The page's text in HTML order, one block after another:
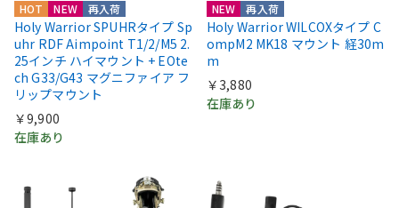
HOT NEW 再入荷
Holy Warrior SPUHRタイプ Sp
uhr RDF Aimpoint T1/2/M5 2.
25インチ ハイマウント + EOte
ch G33/G43 マグニファイア フ
リップマウント
￥9,900
在庫あり
NEW 再入荷
Holy Warrior WILCOXタイプ C
ompM2 MK18 マウント 経30m
m
￥3,880
在庫あり